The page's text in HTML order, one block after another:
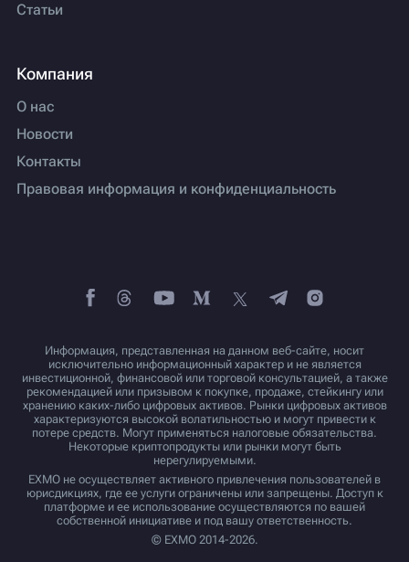
Статьи
Компания
О нас
Новости
Контакты
Правовая информация и конфиденциальность
Информация, представленная на данном веб-сайте, носит
исключительно информационный характер и не является
инвестиционной, финансовой или торговой консультацией, а также
рекомендацией или призывом к покупке, продаже, стейкингу или
хранению каких-либо цифровых активов. Рынки цифровых активов
характеризуются высокой волатильностью и могут привести к
потере средств. Могут применяться налоговые обязательства.
Некоторые криптопродукты или рынки могут быть
нерегулируемыми.
EXMO не осуществляет активного привлечения пользователей в
юрисдикциях, где ее услуги ограничены или запрещены. Доступ к
платформе и ее использование осуществляются по вашей
собственной инициативе и под вашу ответственность.
© EXMO 2014-2026.